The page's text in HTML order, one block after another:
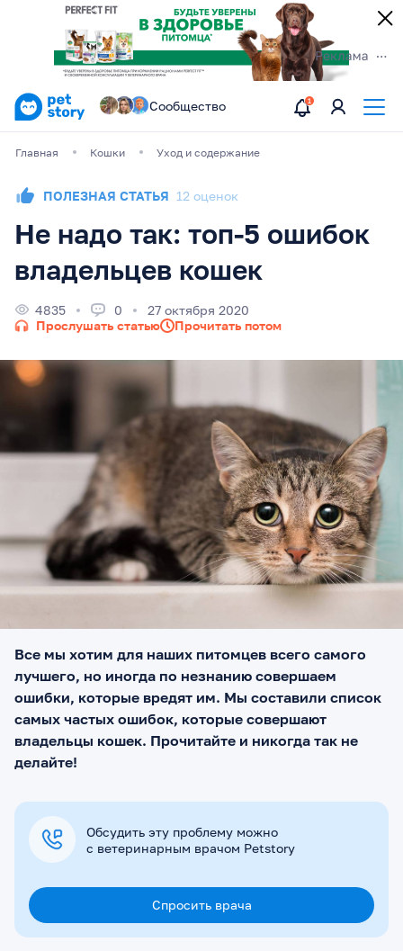
Сообщество
Главная Кошки Уход и содержание
ПОЛЕЗНАЯ СТАТЬЯ 12 оценок
Не надо так: топ-5 ошибок
владельцев кошек
4835 0
27 октября 2020
Прослушать статью
Прочитать потом
Все мы хотим для наших питомцев всего самого
лучшего, но иногда по незнанию совершаем
ошибки, которые вредят им. Мы составили список
самых частых ошибок, которые совершают
владельцы кошек. Прочитайте и никогда так не
делайте!
Обсудить эту проблему можно
с ветеринарным врачом Petstory
Спросить врача